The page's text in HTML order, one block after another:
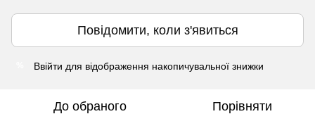
Повідомити, коли з'явиться
Ввійти для відображення накопичувальної знижки
До обраного Порівняти